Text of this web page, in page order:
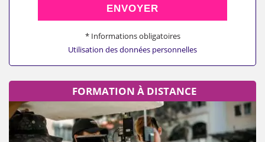
ENVOYER
* Informations obligatoires
Utilisation des données personnelles
FORMATION À DISTANCE